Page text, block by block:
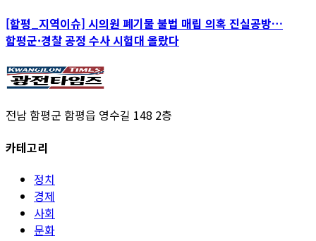
[함평_지역이슈] 시의원 폐기물 불법 매립 의혹 진실공방…
함평군·경찰 공정 수사 시험대 올랐다
전남 함평군 함평읍 영수길 148 2층
카테고리
정치
경제
사회
문화